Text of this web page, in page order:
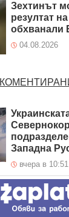
Зехтинът
резултат
обхванали
04.08.2026
Западна
вчера в
Путин
род войски
Денис